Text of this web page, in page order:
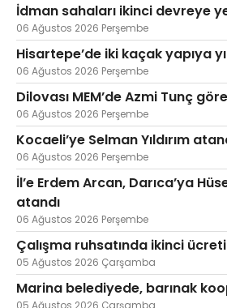
İdman sahaları ikinci devreye
06 Ağustos 2026 Perşembe
Hisartepe’de iki kaçak yapıya
06 Ağustos 2026 Perşembe
Dilovası MEM’de Azmi Tunç
06 Ağustos 2026 Perşembe
Kocaeli’ye Selman Yıldırım
06 Ağustos 2026 Perşembe
İl’e Erdem Arcan, Darıca’ya
atandı
06 Ağustos 2026 Perşembe
Çalışma ruhsatında ikinci
05 Ağustos 2026 Çarşamba
Marina belediyede, barınak
05 Ağustos 2026 Çarşamba